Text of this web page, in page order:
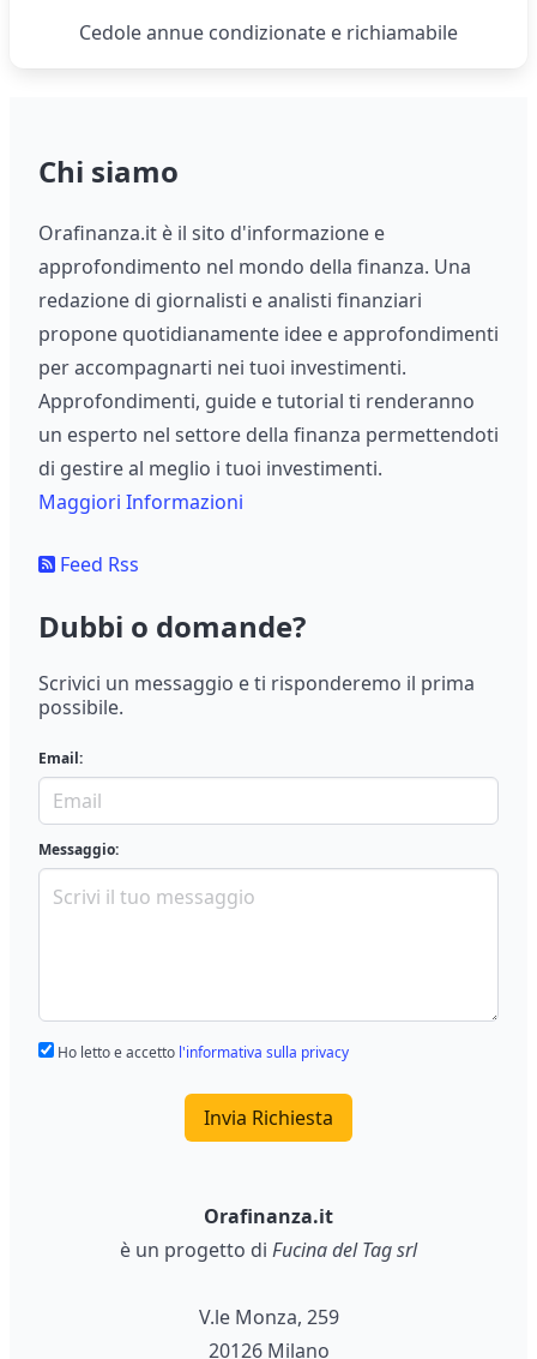
Cedole annue condizionate e richiamabile
Chi siamo
Orafinanza.it è il sito d'informazione e
approfondimento nel mondo della finanza. Una
redazione di giornalisti e analisti finanziari
propone quotidianamente idee e approfondimenti
per accompagnarti nei tuoi investimenti.
Approfondimenti, guide e tutorial ti renderanno
un esperto nel settore della finanza permettendoti
di gestire al meglio i tuoi investimenti.
Maggiori Informazioni
Feed Rss
Dubbi o domande?
Scrivici un messaggio e ti risponderemo il prima
possibile.
Email:
Messaggio:
Ho letto e accetto l'informativa sulla privacy
Invia Richiesta
Orafinanza.it
è un progetto di Fucina del Tag srl
V.le Monza, 259
20126 Milano